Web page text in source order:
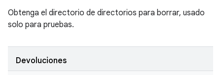
Obtenga el directorio de directorios para borrar, usado
solo para pruebas.
Devoluciones